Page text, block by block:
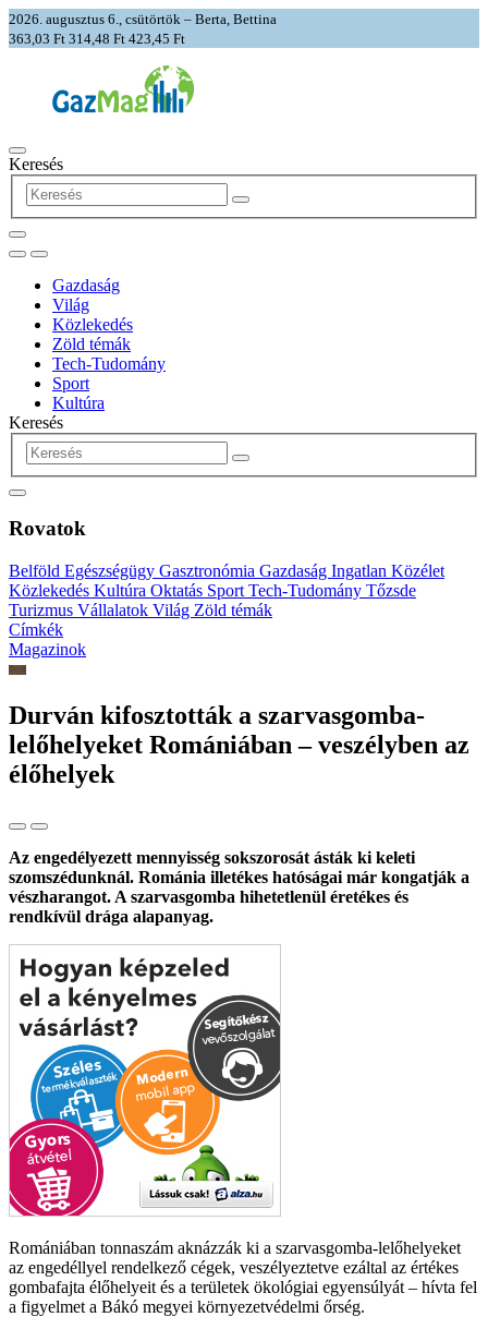
2026. augusztus 6., csütörtök – Berta, Bettina
363,03 Ft 314,48 Ft 423,45 Ft
Keresés
Gazdaság
Világ
Közlekedés
Zöld témák
Tech-Tudomány
Sport
Kultúra
Keresés
Rovatok
Belföld Egészségügy Gasztronómia Gazdaság Ingatlan Közélet
Közlekedés Kultúra Oktatás Sport Tech-Tudomány Tőzsde
Turizmus Vállalatok Világ Zöld témák
Címkék
Magazinok
Durván kifosztották a szarvasgomba-
lelőhelyeket Romániában – veszélyben az
élőhelyek
Az engedélyezett mennyisség sokszorosát ásták ki keleti
szomszédunknál. Románia illetékes hatóságai már kongatják a
vészharangot. A szarvasgomba hihetetlenül éretékes és
rendkívül drága alapanyag.
Romániában tonnaszám aknázzák ki a szarvasgomba-lelőhelyeket
az engedéllyel rendelkező cégek, veszélyeztetve ezáltal az értékes
gombafajta élőhelyeit és a területek ökológiai egyensúlyát – hívta fel
a figyelmet a Bákó megyei környezetvédelmi őrség.